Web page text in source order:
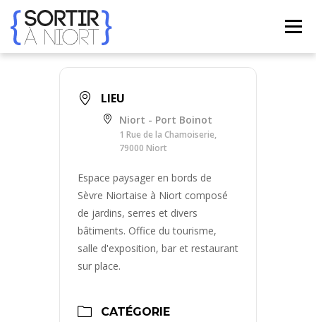
contenu
Menu
CONTACT
FRENCH
LIEU
Niort - Port Boinot
1 Rue de la Chamoiserie,
79000 Niort
Espace paysager en bords de
Sèvre Niortaise à Niort composé
de jardins, serres et divers
bâtiments. Office du tourisme,
salle d'exposition, bar et restaurant
sur place.
CATÉGORIE